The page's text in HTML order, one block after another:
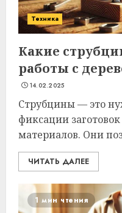
Техника
Какие
работы с
14.02.2025
Струбцины — это
фиксации
материалов. Они
ЧИТАТЬ ДАЛЕЕ
1 мин чтения